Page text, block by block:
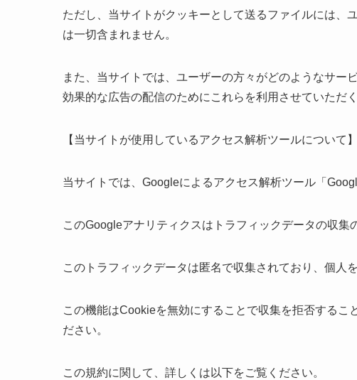
ただし、当サイトがクッキーとして送るファイルには、
は一切含まれません。
また、当サイトでは、ユーザーの方々がどのようなサー
効果的な広告の配信のためにこれらを利用させていただ
【当サイトが使用しているアクセス解析ツールについて】
当サイトでは、Googleによるアクセス解析ツール「
このGoogleアナリティクスはトラフィックデータの収集
このトラフィックデータは匿名で収集されており、個人
この機能はCookieを無効にすることで収集を拒否するこ
ださい。
この規約に関して、詳しくは以下をご覧ください。